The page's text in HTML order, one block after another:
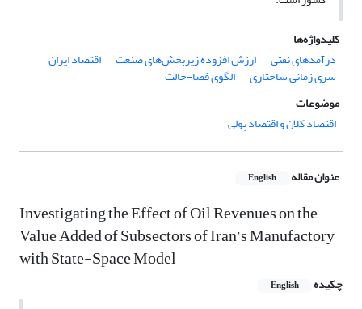
کلیدواژه‌ها
درآمدهای نفتی
ارزش افزوده زیربخش‌های صنعت اقتصاد ایران
سری زمانی ساختاری
الگوی فضا-حالت
موضوعات
اقتصاد کلان و اقتصاد پولی
عنوان مقاله English
Investigating the Effect of Oil Revenues on the
Value Added of Subsectors of Iran’s Manufactory
with State-Space Model
چکیده English